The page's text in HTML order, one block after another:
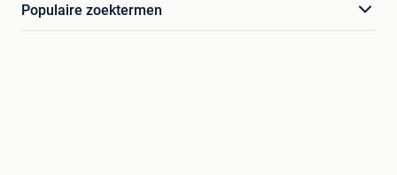
Populaire zoektermen